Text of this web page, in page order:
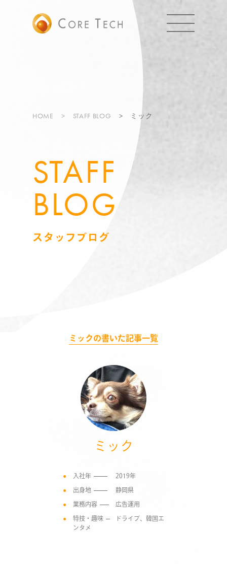
HOME STAFF BLOG ミック
STAFF
BLOG
スタッフブログ
ミックの書いた記事一覧
ミック
入社年 2019年
出身地 静岡県
業務内容 広告運用
特技・趣味
ドライブ、韓国エ
ンタメ